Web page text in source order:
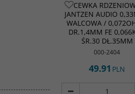
CEWKA
JANTZEN AUDIO
WALCOWA /
DR.1,4MM FE
ŚR.30 DŁ.35MM
000-2404
49.91 PLN